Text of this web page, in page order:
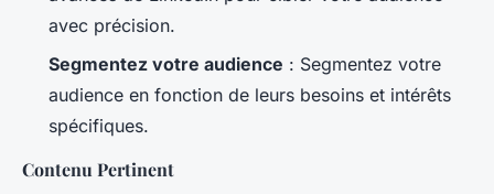
avec précision.
Segmentez votre audience : Segmentez votre
audience en fonction de leurs besoins et intérêts
spécifiques.
Contenu Pertinent